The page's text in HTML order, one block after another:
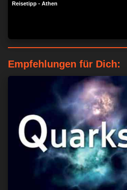
Reisetipp - Athen
Empfehlungen für Dich: